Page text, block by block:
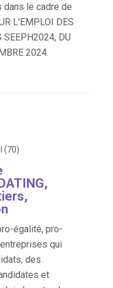
dans le cadre de
L'EMPLOI DES
SEEPH2024, DU
2024.
(70)
égalité, pro-
qui
des
et